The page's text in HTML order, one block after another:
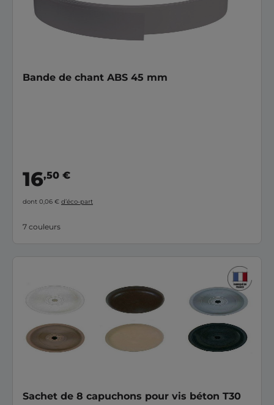
Bande de chant ABS 45 mm
16,50 €
dont 0,06 € d’éco-part
7 couleurs
Sachet de 8 capuchons pour vis béton T30